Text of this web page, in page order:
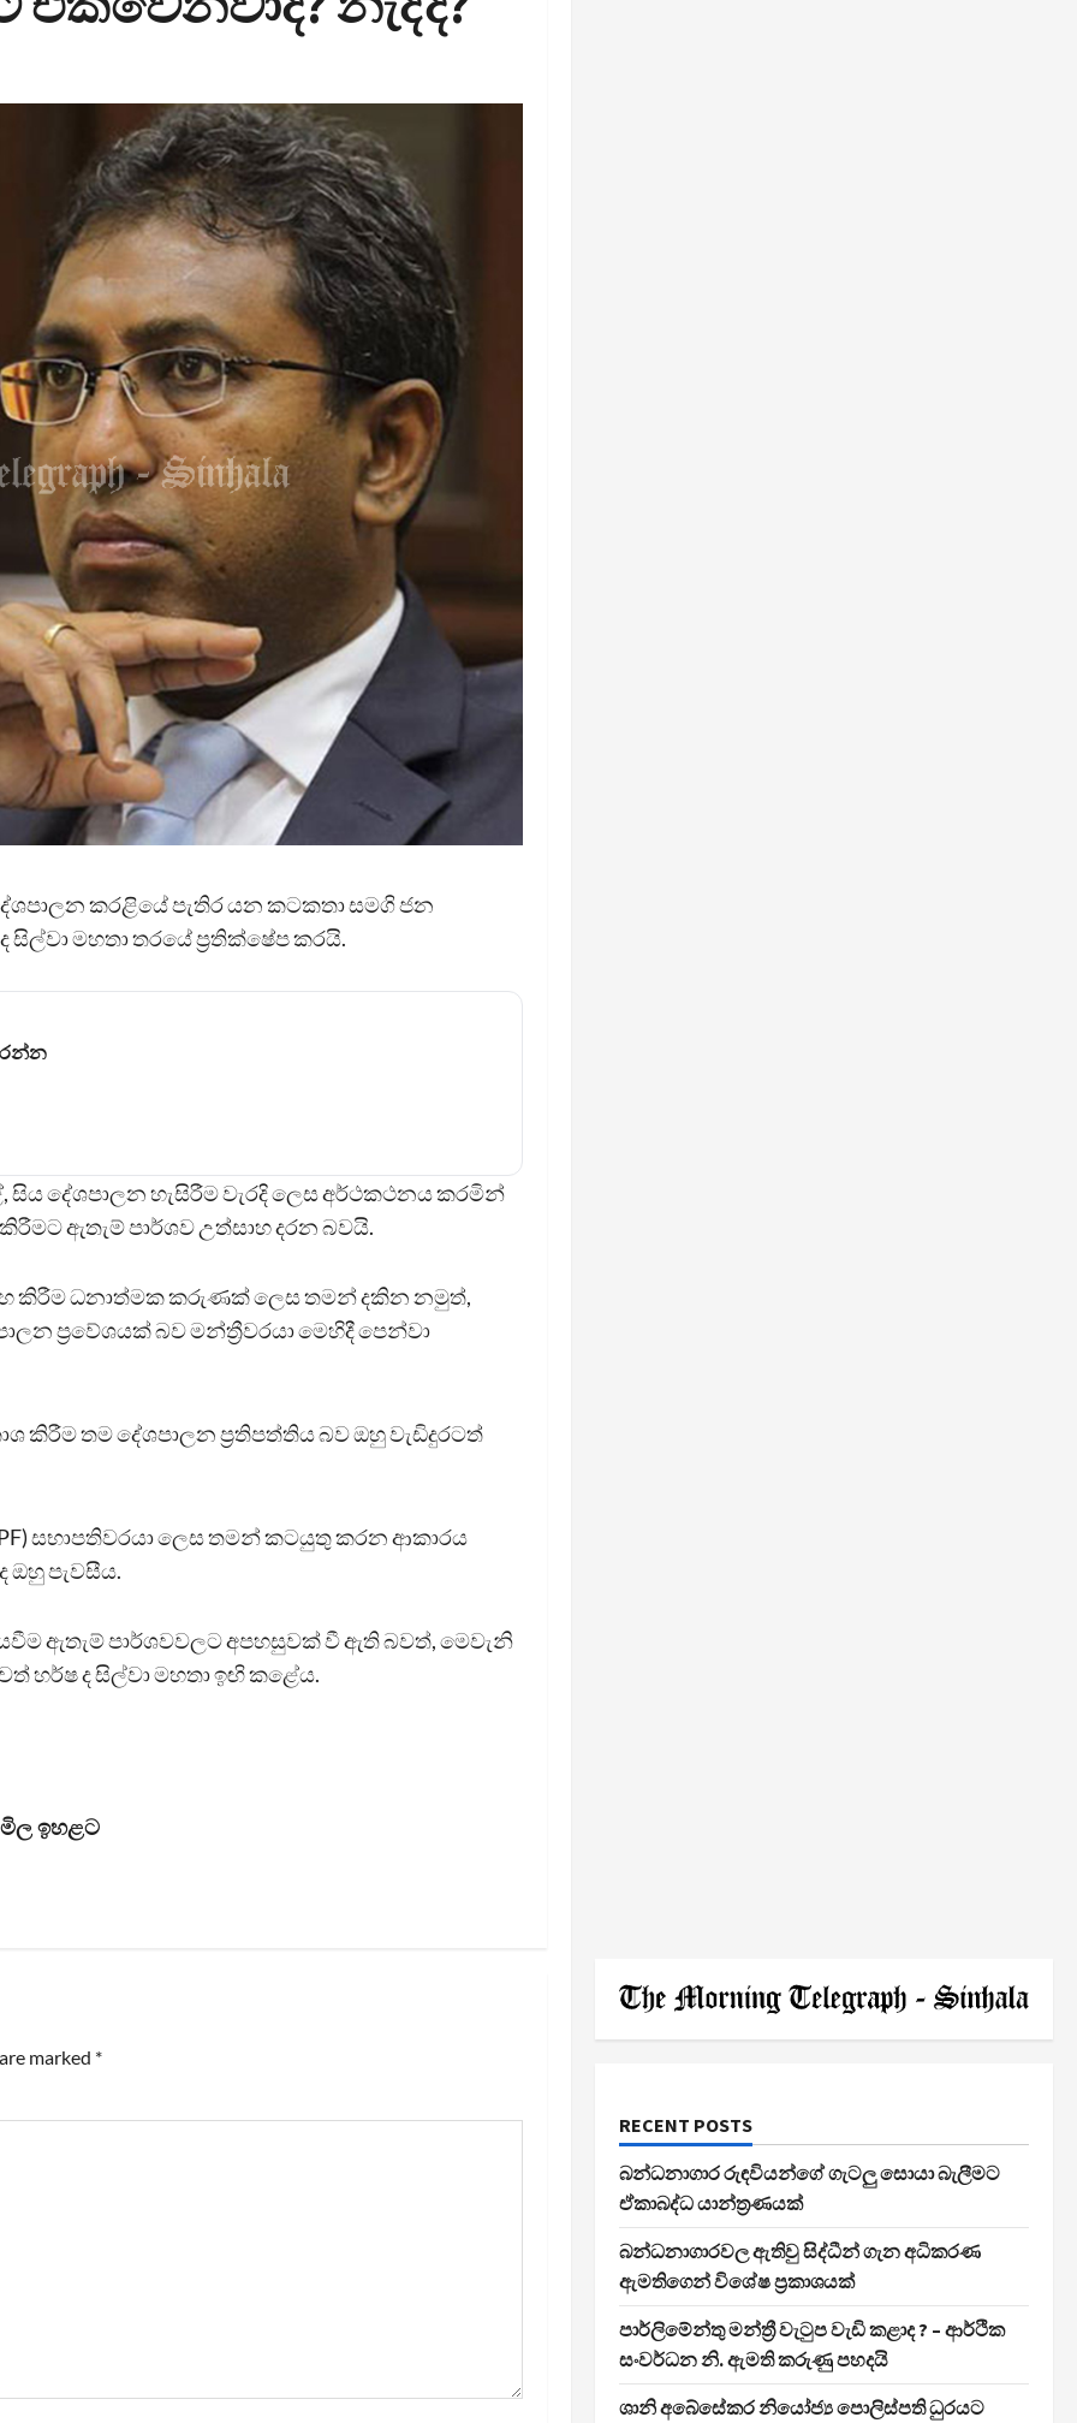
කරළියේ පැතිර යන කටකතා සමගි ජන
සිල්වා මහතා තරයේ ප්‍රතික්ෂේප කරයි.
දේශපාලන හැසිරීම වැරදි ලෙස අර්ථකථනය කරමින්
ඇතැම් පාර්ශව උත්සාහ දරන බවයි.
කිරීම ධනාත්මක කරුණක් ලෙස තමන් දකින නමුත්,
ප්‍රවේශයක් බව මන්ත්‍රීවරයා මෙහිදී පෙන්වා
කිරීම තම දේශපාලන ප්‍රතිපත්තිය බව ඔහු වැඩිදුරටත්
සභාපතිවරයා ලෙස තමන් කටයුතු කරන ආකාරය
ඔහු පැවසීය.
ඇතැම් පාර්ශවවලට අපහසුවක් වී ඇති බවත්, මෙවැනි
හර්ෂ ද සිල්වා මහතා ඉඟි කළේය.
මිල ඉහළට
marked *
RECENT POSTS
බන්ධනාගාර රුඳවියන්ගේ ගැටලු සොයා බැලීමට
ඒකාබද්ධ යාන්ත්‍රණයක්
බන්ධනාගාරවල ඇතිවු සිද්ධීන් ගැන අධිකරණ
ඇමතිගෙන් විශේෂ ප්‍රකාශයක්
පාර්ලිමේන්තු මන්ත්‍රී වැටුප වැඩි කළාද ? – ආර්ථික
සංවර්ධන නි. ඇමති කරුණු පහදයි
ශානි අබේසේකර නියෝජ්‍ය පොලිස්පති ධුරයට